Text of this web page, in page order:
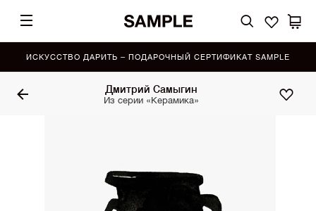
ИСКУССТВО ДАРИТЬ – ПОДАРОЧНЫЙ СЕРТИФИКАТ SAMPLE
Дмитрий Самыгин
Из серии «Керамика»